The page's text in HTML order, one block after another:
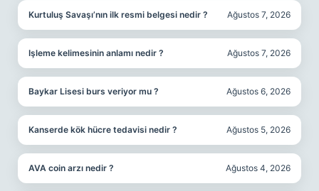
Kurtuluş Savaşı’nın ilk resmi belgesi nedir ? Ağustos 7, 2026
Işleme kelimesinin anlamı nedir ? Ağustos 7, 2026
Baykar Lisesi burs veriyor mu ? Ağustos 6, 2026
Kanserde kök hücre tedavisi nedir ? Ağustos 5, 2026
AVA coin arzı nedir ? Ağustos 4, 2026